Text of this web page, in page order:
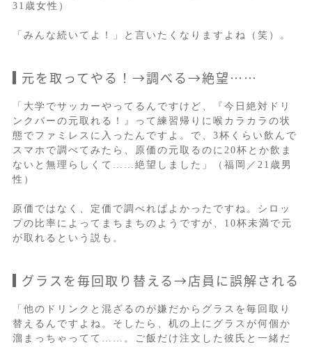
31歳女性）
「みんな続いてよ！」と言いたくなりますよね（笑）。
元を取ってやる！→調べる→絶望……
「大学でサッカーやってるんですけど、『今日絶対ドリ
ンクバーの元取れる！』って練習帰りに喉カラカラの状
態でファミレスに入ったんですよ。で、3杯くらい飲んで
スマホで調べてみたら、原価の元取るのに20杯とか飲ま
ないと無理らしくて……絶望しました」（福岡／21歳男
性）
原価ではなく、定価で調べればよかったですね。シロッ
プの比率によってまちまちのようですが、10杯未満で元
が取れるという説も。
グラスを毎回取り替える→店員に誤解される
「他のドリンクと混ざるのが嫌だからグラスを毎回取り
替えるんですよね。そしたら、机の上にグラスが何個か
溜まっちゃってて……。ご飯だけ注文した彼氏と一緒だ